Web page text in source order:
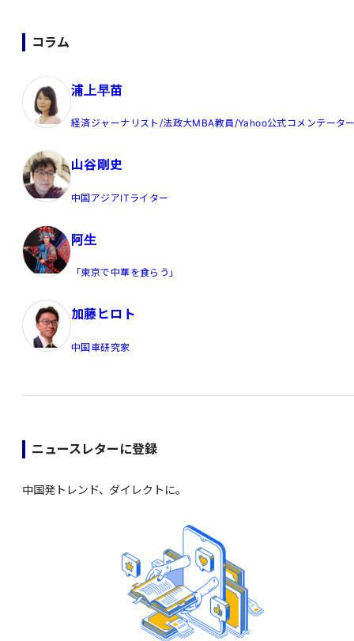
コラム
浦上早苗
経済ジャーナリスト/法政大MBA教員/Yahoo公式コメンテータ
山谷剛史
中国アジアITライター
阿生
「東京で中華を食らう」
加藤ヒロト
中国車研究家
ニュースレターに登録
中国発トレンド、ダイレクトに。